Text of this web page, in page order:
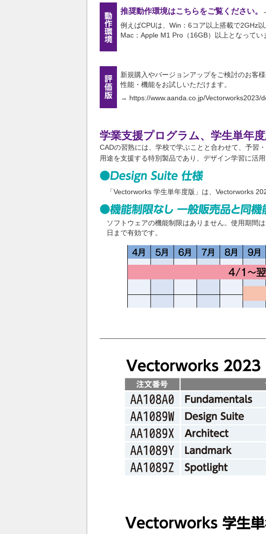
推奨動作環境はこちらをご覧ください。
例えばCPUは、Win：6コア以上搭載で2GHz
Mac：Apple M1 Pro（16GB）以上となってい
新規購入やバージョンアップをご検討のお客
性能・機能をお試しいただけます。
→ https://www.aanda.co.jp/Vectorworks2023/
学業支援プログラム、学生単年
CADの習熟には、学校で学ぶことと合わせて、予習
用途を支援する特別製品であり、デザイン学習に活用
「Vectorworks 学生単年度版」は、Vectorworks
ソフトウェアの機能制限はありません。使用期間
日まで有効です。